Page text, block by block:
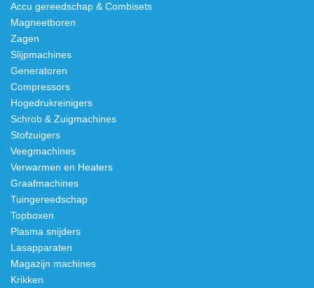
Accu gereedschap & Combisets
Magneetboren
Zagen
Slijpmachines
Generatoren
Compressors
Hogedrukreinigers
Schrob & Zuigmachines
Stofzuigers
Veegmachines
Verwarmen en Heaters
Graafmachines
Tuingereedschap
Topboxen
Plasma snijders
Lasapparaten
Magazijn machines
Krikken